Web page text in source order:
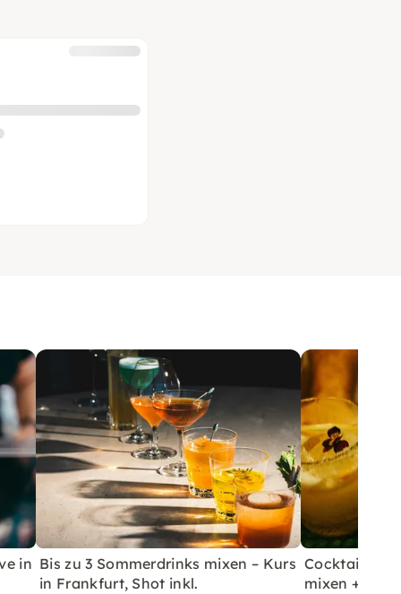
in Bis zu 3 Sommerdrinks mixen – Kurs
in Frankfurt, Shot inkl.
Cocktailkurs:
mixen +